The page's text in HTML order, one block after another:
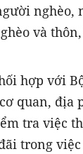
nghèo,
và
hợp với
quan, địa
tra việc
trong